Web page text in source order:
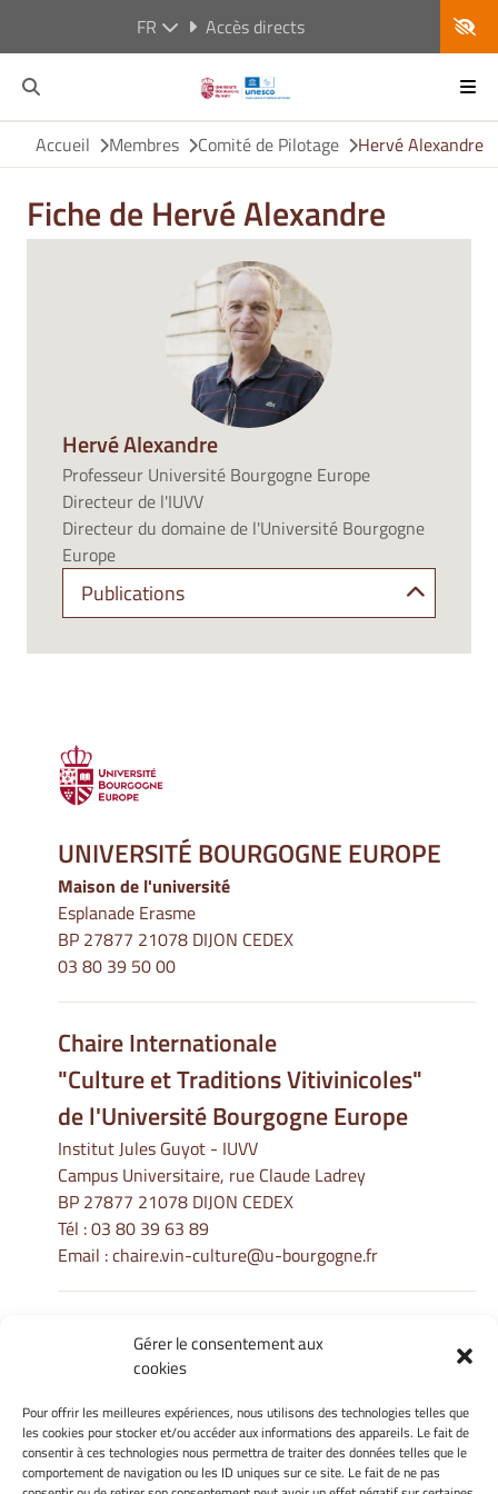
Gérer le consentement aux
cookies
Pour offrir les meilleures expériences, nous utilisons des technologies telles que
les cookies pour stocker et/ou accéder aux informations des appareils. Le fait de
consentir à ces technologies nous permettra de traiter des données telles que le
comportement de navigation ou les ID uniques sur ce site. Le fait de ne pas
FR Accès directs
Accueil Membres Comité de Pilotage Hervé Alexandre
Fiche de Hervé Alexandre
Hervé Alexandre
Professeur Université Bourgogne Europe
Directeur de l'IUVV
Directeur du domaine de l'Université Bourgogne
Europe
Publications
UNIVERSITÉ BOURGOGNE EUROPE
Maison de l'université
Esplanade Erasme
BP 27877 21078 DIJON CEDEX
03 80 39 50 00
Chaire Internationale
"Culture et Traditions Vitivinicoles"
de l'Université Bourgogne Europe
Institut Jules Guyot - IUVV
Campus Universitaire, rue Claude Ladrey
BP 27877 21078 DIJON CEDEX
Tél :03 80 39 63 89
Email :chaire.vin-culture@u-bourgogne.fr
Informations Légales
Gérer mes cookies
Politique de cookies
Déclaration de confidentialité